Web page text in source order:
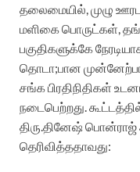
தலைமையில், முழு
மளிகை பொருட்கள், தங்கு
பகுதிகளுக்கே
தொடா;பான
சங்க பிரதிநிதிகள்
நடைபெற்றது.
திரு.தினேஷ்
தெரிவித்ததாவது: